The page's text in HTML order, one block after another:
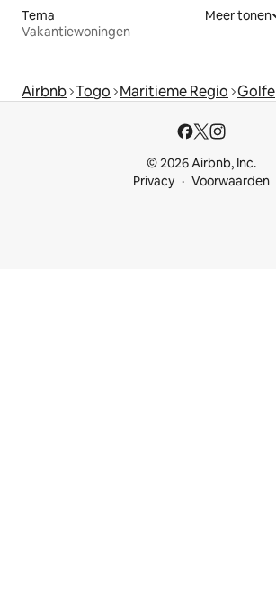
Tema
Vakantiewoningen
Meer tonen
Airbnb Togo Maritieme Regio Golfe
© 2026 Airbnb, Inc.
Privacy
Voorwaarden